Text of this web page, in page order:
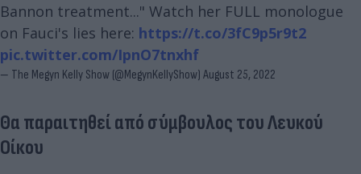
Bannon treatment..." Watch her FULL monologue
on Fauci's lies here: https://t.co/3fC9p5r9t2
pic.twitter.com/IpnO7tnxhf
— The Megyn Kelly Show (@MegynKellyShow) August 25, 2022
Θα παραιτηθεί από σύμβουλος του Λευκού
Οίκου